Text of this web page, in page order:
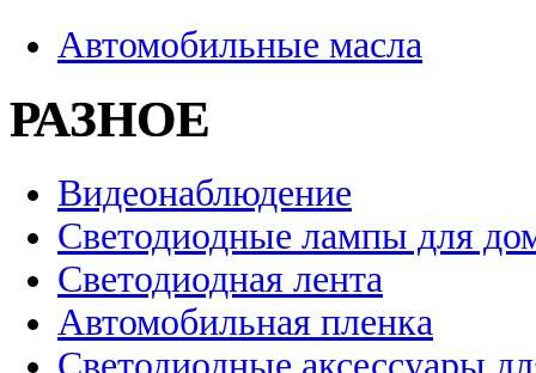
Автомобильные масла
РАЗНОЕ
Видеонаблюдение
Светодиодные лампы для
Светодиодная лента
Автомобильная пленка